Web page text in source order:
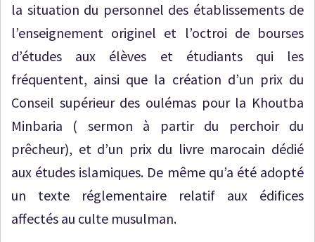
la situation du personnel des établissements de
l’enseignement originel et l’octroi de bourses
d’études aux élèves et étudiants qui les
fréquentent, ainsi que la création d’un prix du
Conseil supérieur des oulémas pour la Khoutba
Minbaria ( sermon à partir du perchoir du
prêcheur), et d’un prix du livre marocain dédié
aux études islamiques. De même qu’a été adopté
un texte réglementaire relatif aux édifices
affectés au culte musulman.